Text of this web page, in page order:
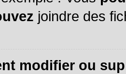
joindre des
modifier ou